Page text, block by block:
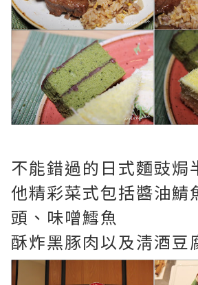
不能錯過的日式麵豉焗
他精彩菜式包括醬油鯖
頭、味噌鱈魚
酥炸黑豚肉以及淸酒豆